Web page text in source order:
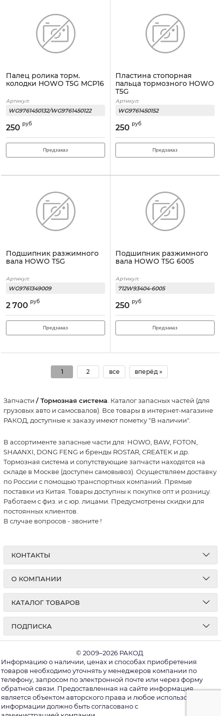
Палец ролика торм.
колодки HOWO T5G MCP16
Артикул:
WG9761450132/WG9761450122
250 руб
Предзаказ
Пластина стопорная
пальца тормозного HOWO
T5G
Артикул:
WG9761450152
250 руб
Предзаказ
Подшипник разжимного
вала HOWO T5G
Артикул:
WG9761349009
2 700 руб
Предзаказ
Подшипник разжимного
вала HOWO T5G 6005
Артикул:
712W93404-6005
250 руб
Предзаказ
1 2 все вперёд »
Запчасти / Тормозная система . Каталог запасных частей (для
грузовых авто и самосвалов). Все товары в интернет-магазине
РАКОД, доступные к заказу имеют пометку "В наличии".
В ассортименте запасные части для: HOWO, BAW, FOTON,
SHAANXI, DONG FENG и бренды ROSTAR, CREATEK и др.
Тормозная система и сопутствующие запчасти находятся на
складе в Москве (доступен самовывоз). Осуществляем доставку
по России с помощью транспортных компаний. Прямые
поставки из Китая. Товары доступны к покупке опт и розницу.
Работаем с физ. и с юр. лицами. Предусмотрены скидки для
постоянных клиентов.
В случае вопросов - звоните !
КОНТАКТЫ
О КОМПАНИИ
КАТАЛОГ ТОВАРОВ
ПОДПИСКА
© 2009–2026 РАКОД
Информацию о наличии, ценах и способах приобретения
товаров необходимо уточнять у менеджеров компании по
телефону, запросом по электронной почте или через форму
обратной связи. Предоставленная на сайте информация
является объектом авторского права и любое использование
информации должно быть согласовано с